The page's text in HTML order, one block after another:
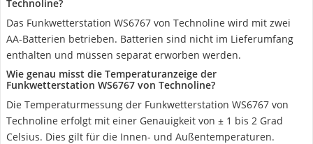
Technoline?
Das Funkwetterstation WS6767 von Technoline wird mit zwei
AA-Batterien betrieben. Batterien sind nicht im Lieferumfang
enthalten und müssen separat erworben werden.
Wie genau misst die Temperaturanzeige der
Funkwetterstation WS6767 von Technoline?
Die Temperaturmessung der Funkwetterstation WS6767 von
Technoline erfolgt mit einer Genauigkeit von ± 1 bis 2 Grad
Celsius. Dies gilt für die Innen- und Außentemperaturen.